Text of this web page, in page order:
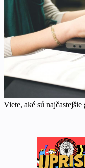
Viete, aké sú